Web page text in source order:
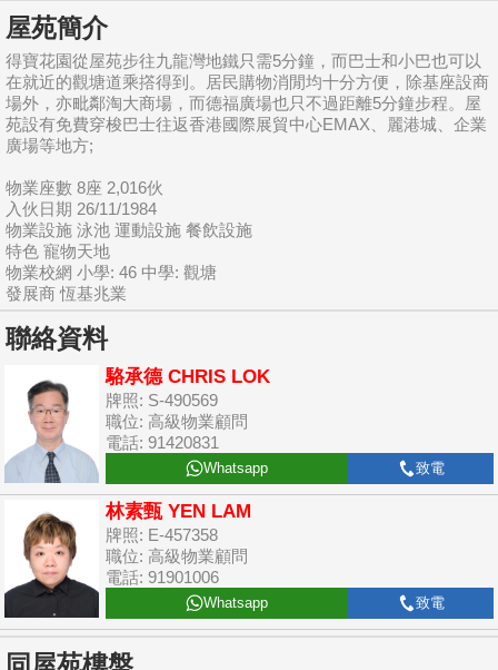
屋苑簡介
得寶花園從屋苑步往九龍灣地鐵只需5分鐘，而巴士和小巴也可以
在就近的觀塘道乘撘得到。居民購物消閒均十分方便，除基座設商
場外，亦毗鄰淘大商場，而德福廣場也只不過距離5分鐘步程。屋
苑設有免費穿梭巴士往返香港國際展貿中心EMAX、麗港城、企業
廣場等地方;
物業座數 8座 2,016伙
入伙日期 26/11/1984
物業設施 泳池 運動設施 餐飲設施
特色 寵物天地
物業校網 小學: 46 中學: 觀塘
發展商 恆基兆業
聯絡資料
駱承德 CHRIS LOK
牌照: S-490569
職位: 高級物業顧問
電話: 91420831
Whatsapp 致電
林素甄 YEN LAM
牌照: E-457358
職位: 高級物業顧問
電話: 91901006
Whatsapp 致電